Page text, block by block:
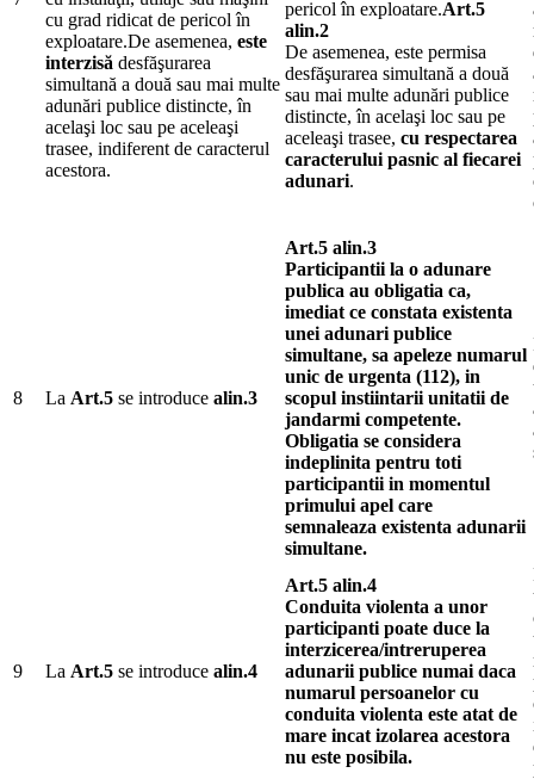
cu grad ridicat de pericol în
exploatare.De asemenea, este
interzisă desfăşurarea
simultană a două sau mai multe
adunări publice distincte, în
acelaşi loc sau pe aceleaşi
trasee, indiferent de caracterul
acestora.
pericol în exploatare.Art.5
alin.2
De asemenea, este permisa
desfăşurarea simultană a două
sau mai multe adunări publice
distincte, în acelaşi loc sau pe
aceleaşi trasee, cu respectarea
caracterului pasnic al fiecarei
adunari.
8 La Art.5 se introduce alin.3
Art.5 alin.3
Participantii la o adunare
publica au obligatia ca,
imediat ce constata existenta
unei adunari publice
simultane, sa apeleze numarul
unic de urgenta (112), in
scopul instiintarii unitatii de
jandarmi competente.
Obligatia se considera
indeplinita pentru toti
participantii in momentul
primului apel care
semnaleaza existenta adunarii
simultane.
9 La Art.5 se introduce alin.4
Art.5 alin.4
Conduita violenta a unor
participanti poate duce la
interzicerea/intreruperea
adunarii publice numai daca
numarul persoanelor cu
conduita violenta este atat de
mare incat izolarea acestora
nu este posibila.